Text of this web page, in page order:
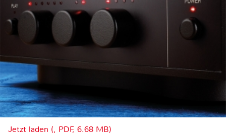
Jetzt laden (, PDF, 6.68 MB)